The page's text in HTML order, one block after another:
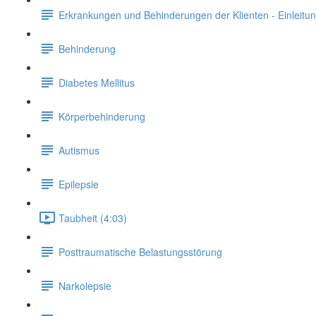
Erkrankungen und Behinderungen der Klienten -
Behinderung
Diabetes Mellitus
Körperbehinderung
Autismus
Epilepsie
Taubheit (4:03)
Posttraumatische Belastungsstörung
Narkolepsie